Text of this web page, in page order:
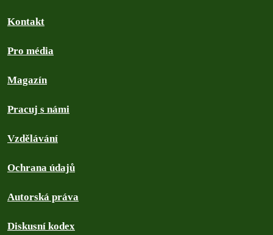
Kontakt
Pro média
Magazín
Pracuj s námi
Vzdělávání
Ochrana údajů
Autorská práva
Diskusní kodex